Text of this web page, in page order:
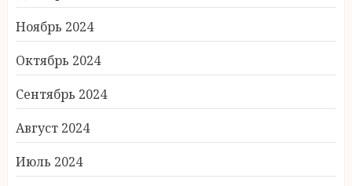
Ноябрь 2024
Октябрь 2024
Сентябрь 2024
Август 2024
Июль 2024